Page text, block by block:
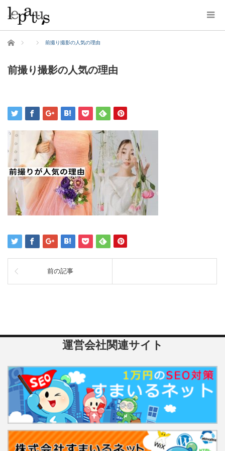
ホーム 前撮り撮影の人気の理由
前撮り撮影の人気の理由
前の記事
運営会社関連サイト